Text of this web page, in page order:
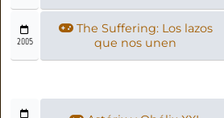
2005
The Suffering: Los lazos
que nos unen